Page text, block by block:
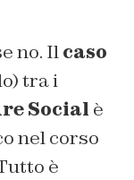
no. Ilcaso
tra i
Social è
nel corso
è